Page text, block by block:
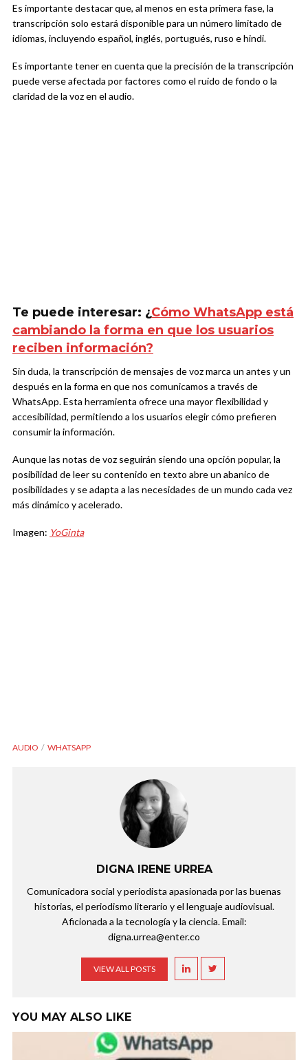
Es importante destacar que, al menos en esta primera fase, la
transcripción solo estará disponible para un número limitado de
idiomas, incluyendo español, inglés, portugués, ruso e hindi.
Es importante tener en cuenta que la precisión de la transcripción
puede verse afectada por factores como el ruido de fondo o la
claridad de la voz en el audio.
Te puede interesar: ¿Cómo WhatsApp está
cambiando la forma en que los usuarios
reciben información?
Sin duda, la transcripción de mensajes de voz marca un antes y un
después en la forma en que nos comunicamos a través de
WhatsApp. Esta herramienta ofrece una mayor flexibilidad y
accesibilidad, permitiendo a los usuarios elegir cómo prefieren
consumir la información.
Aunque las notas de voz seguirán siendo una opción popular, la
posibilidad de leer su contenido en texto abre un abanico de
posibilidades y se adapta a las necesidades de un mundo cada vez
más dinámico y acelerado.
Imagen: YoGinta
AUDIO WHATSAPP
DIGNA IRENE URREA
Comunicadora social y periodista apasionada por las buenas
historias, el periodismo literario y el lenguaje audiovisual.
Aficionada a la tecnología y la ciencia. Email:
digna.urrea@enter.co
VIEW ALL POSTS
YOU MAY ALSO LIKE